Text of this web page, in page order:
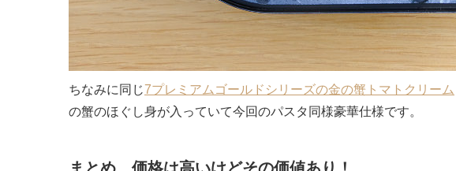
ちなみに同じ7プレミアムゴールドシリーズの金の蟹トマトクリーム
の蟹のほぐし身が入っていて今回のパスタ同様豪華仕様です。